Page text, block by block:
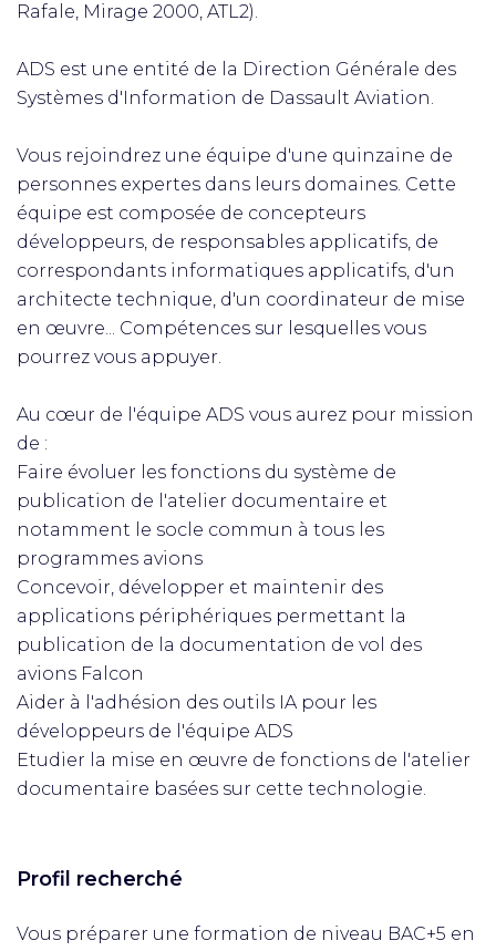
Rafale, Mirage 2000, ATL2).
ADS est une entité de la Direction Générale des
Systèmes d'Information de Dassault Aviation.
Vous rejoindrez une équipe d'une quinzaine de
personnes expertes dans leurs domaines. Cette
équipe est composée de concepteurs
développeurs, de responsables applicatifs, de
correspondants informatiques applicatifs, d'un
architecte technique, d'un coordinateur de mise
en œuvre... Compétences sur lesquelles vous
pourrez vous appuyer.
Au cœur de l'équipe ADS vous aurez pour mission
de :
Faire évoluer les fonctions du système de
publication de l'atelier documentaire et
notamment le socle commun à tous les
programmes avions
Concevoir, développer et maintenir des
applications périphériques permettant la
publication de la documentation de vol des
avions Falcon
Aider à l'adhésion des outils IA pour les
développeurs de l'équipe ADS
Etudier la mise en œuvre de fonctions de l'atelier
documentaire basées sur cette technologie.
Profil recherché
Vous préparer une formation de niveau BAC+5 en